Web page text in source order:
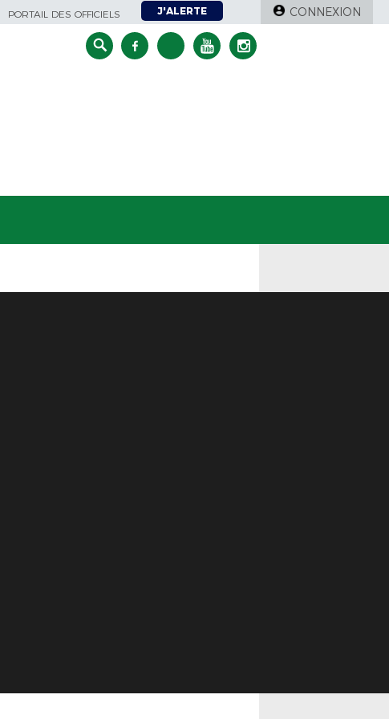
PORTAIL DES OFFICIELS J'ALERTE CONNEXION